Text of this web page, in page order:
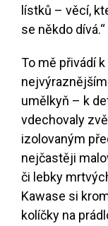
lístků – věcí,
se někdo dívá.“
To mě přivádí
umělkyň – k
vdechovaly
izolovaným
nejčastěji
či lebky
Kawase si
kolíčky na